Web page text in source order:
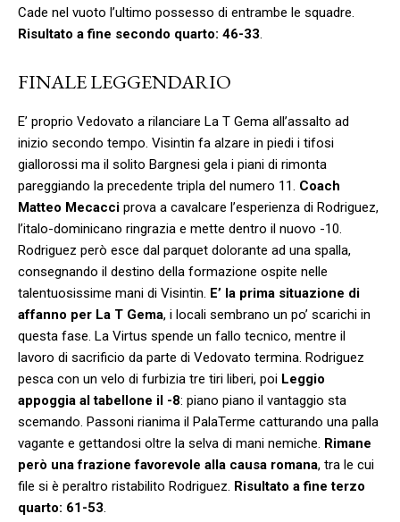
Cade nel vuoto l’ultimo possesso di entrambe le squadre.
Risultato a fine secondo quarto: 46-33.
FINALE LEGGENDARIO
E’ proprio Vedovato a rilanciare La T Gema all’assalto ad
inizio secondo tempo. Visintin fa alzare in piedi i tifosi
giallorossi ma il solito Bargnesi gela i piani di rimonta
pareggiando la precedente tripla del numero 11. Coach
Matteo Mecacci prova a cavalcare l’esperienza di Rodriguez,
l’italo-dominicano ringrazia e mette dentro il nuovo -10.
Rodriguez però esce dal parquet dolorante ad una spalla,
consegnando il destino della formazione ospite nelle
talentuosissime mani di Visintin. E’ la prima situazione di
affanno per La T Gema, i locali sembrano un po’ scarichi in
questa fase. La Virtus spende un fallo tecnico, mentre il
lavoro di sacrificio da parte di Vedovato termina. Rodriguez
pesca con un velo di furbizia tre tiri liberi, poi Leggio
appoggia al tabellone il -8: piano piano il vantaggio sta
scemando. Passoni rianima il PalaTerme catturando una palla
vagante e gettandosi oltre la selva di mani nemiche. Rimane
però una frazione favorevole alla causa romana, tra le cui
file si è peraltro ristabilito Rodriguez. Risultato a fine terzo
quarto: 61-53.